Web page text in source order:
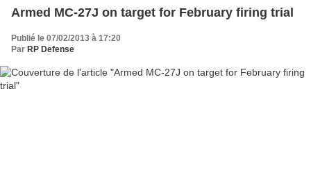
Armed MC-27J on target for February firing trial
Publié le 07/02/2013 à 17:20
Par RP Defense